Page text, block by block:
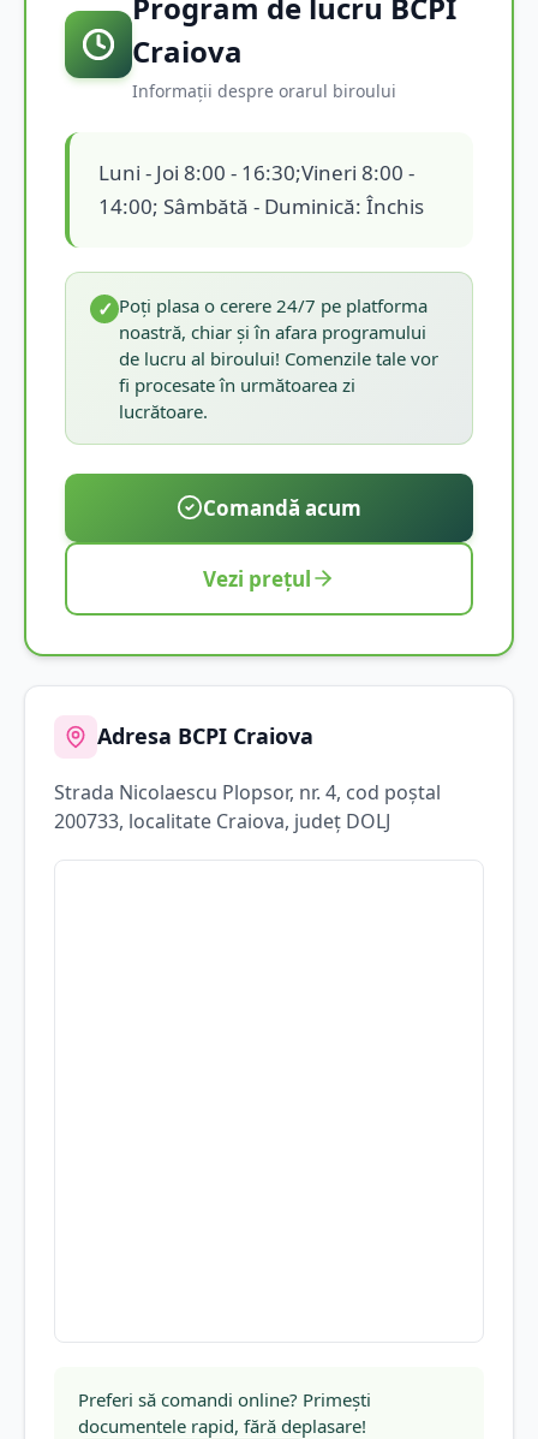
Craiova
Informații despre orarul biroului
Luni - Joi 8:00 - 16:30;Vineri 8:00 -
14:00; Sâmbătă - Duminică: Închis
✓ Poți plasa o cerere 24/7 pe platforma
noastră, chiar și în afara programului
de lucru al biroului! Comenzile tale vor
fi procesate în următoarea zi
lucrătoare.
Comandă acum
Vezi prețul
Adresa BCPI Craiova
Strada Nicolaescu Plopsor, nr. 4, cod poștal
200733, localitate Craiova, județ DOLJ
Preferi să comandi online? Primești
documentele rapid, fără deplasare!